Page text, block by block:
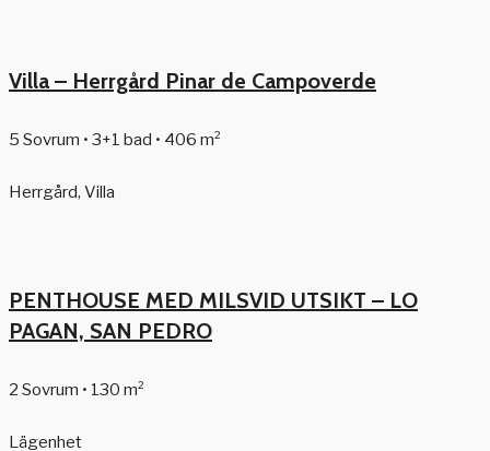
Villa – Herrgård Pinar de Campoverde
5 Sovrum • 3+1 bad • 406 m²
Herrgård, Villa
PENTHOUSE MED MILSVID UTSIKT – LO
PAGAN, SAN PEDRO
2 Sovrum • 130 m²
Lägenhet